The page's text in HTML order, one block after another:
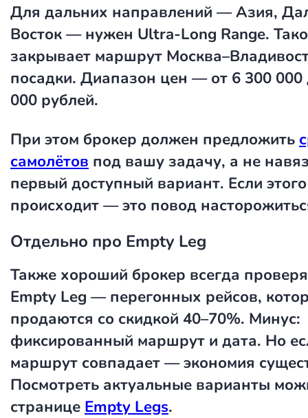
Для дальних направлений — Азия,
Восток — нужен Ultra-Long Range.
закрывает маршрут
посадки. Диапазон цен — от 6 300 000
000 рублей.
При этом брокер должен предложить
самолётов под вашу задачу, а не
первый доступный вариант. Если
происходит — это повод
Отдельно про Empty Leg
Также хороший брокер всегда
Empty Leg — перегонных рейсов,
продаются со скидкой 40–70%. Минус:
фиксированный маршрут и дата. Но
маршрут совпадает — экономия
Посмотреть актуальные варианты
странице Empty Legs.